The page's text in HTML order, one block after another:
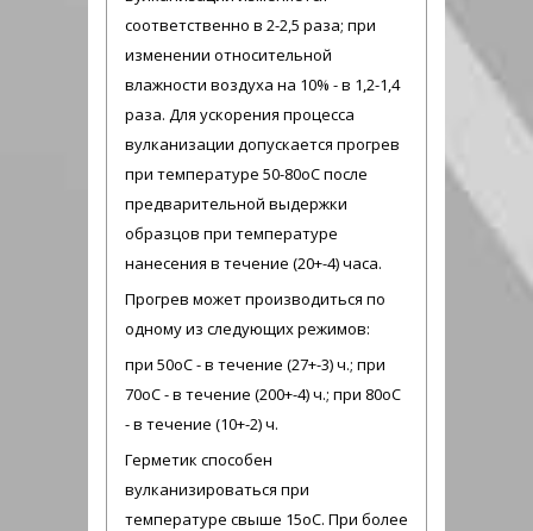
соответственно в 2-2,5 раза; при
изменении относительной
влажности воздуха на 10% - в 1,2-1,4
раза. Для ускорения процесса
вулканизации допускается прогрев
при температуре 50-80оС после
предварительной выдержки
образцов при температуре
нанесения в течение (20+-4) часа.
Прогрев может производиться по
одному из следующих режимов:
при 50оС - в течение (27+-3) ч.; при
70оС -в течение (200+-4) ч.; при 80оС
-в течение (10+-2) ч.
Герметик способен
вулканизироваться при
температуре свыше 15оС. При более